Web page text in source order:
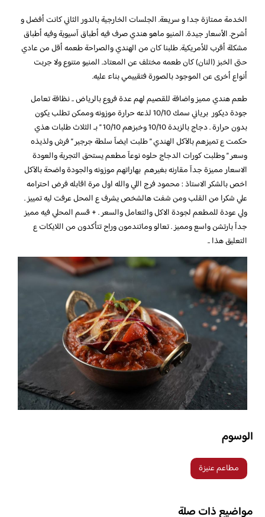
الخدمة ممتازة جدا و سريعة. الجلسات الخارجية بالدور الثاني كانت أفضل و
أشرح. الأسعار جيدة. المنيو ماهو هندي صرف فيه أطباق آسيوية وفيه أطباق
مشكلة أقرب للأمريكية. طلبنا كان من الهندي والصراحة طعمه أقل من عادي
حتى الخبز (النان) كان طعمه مختلف عن المعتاد. المنيو متنوع ولا جربت
أنواع أخرى عن الموجود بالصورة فتقييمي بناء عليه.
طعم هندي مميز واضافة للقصيم لهم عدة فروع بالرياض .. نظافة تعامل
جودة ديكور برياني سمك 10/10 لذعه حرارة موزونه وممكن تطلب يكون
بدون حرارة . دجاج بالزبدة 10/10 وخبزهم 10/10 ” بـ الثلاث طلبات هذي
حكمت ع تميزهم بالآكل الهندي ” طلبت ايضآ سلطة جرجير ” فرش ولذيذه
وسعر ” وطلبت كورات الدجاج حلوه نوعآ مطعم يستحق التجربة والعودة
الاسعار مميزة جدآ مقارنه بغيرهم بهاراتهم موزونه والجودة واضحة بالآكل
اخص بالشكر الاستاذ : محمود فرج اللي والله اول مرة اقابله فرض احترامه
علي شكرا من القلب ومن شفت هالشخص يشرف ع المحل عرفت ليه تمييز .
ولي عودة للمطعم لجودة الاكل والتعامل والسعر . + قسم المحلي فيه مميز
جدآ بارتشن واسع ومميز . تعالو وماتندمون وراح تتأكدون من اللايكات ع
التعليق هذا ..
الوسوم
مطاعم عنيزة
مواضيع ذات صلة